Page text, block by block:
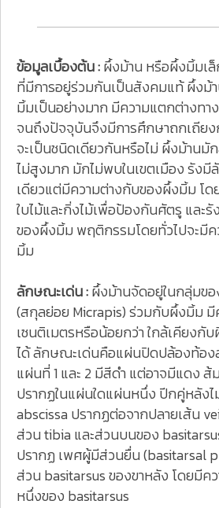
ข้อมูลเบื้องต้น :ผึ้งม้าน หรือผึ้งมิ้มเ
ที่มีการอยู่ร่วมกันเป็นสังคมแท้ ผึ้งม้
มิ้มเป็นอย่างมาก มีความแตกต่างท
จนถึงปัจจุบันจึงมีการศึกษาถกเถีย
จะเป็นชนิดเดียวกันหรือไม่ ผึ้งม้านมั
ไม่สูงมาก มักไม่พบในเขตเมือง รัง
เดียวแต่มีความต่างกับของผึ้งมิ้ม โด
ใบไม้และกิ่งไม้เพื่อป้องกันศัตรู และ
ของผึ้งมิ้ม พฤติกรรมโดยทั่วไปจะมีค
มิ้ม
ลักษณะเด่น :ผึ้งม้านจัดอยู่ในกลุ่มข
(สกุลย่อย Micrapis) ร่วมกับผึ้งมิ้ม มี
เซนติเมตรหรือน้อยกว่า ใกล้เคียงกั
ได้ ลักษณะเด่นคือแผ่นปิดปล้องท้อง
แผ่นที่ 1 และ 2 มีสีดำ แต่อาจมีแดง ส้
ปรากฏในแผ่นใดแผ่นหนึ่ง ปีกคู่หลัง
abscissa ปรากฏต่อจากปลายเส้น
ส่วน tibia และส่วนบนของ
ปรากฏ เพศผู้มีส่วนยื่น (basitarsal
ส่วน basitarsus ของขาหลัง โดยมีค
หนึ่งของ basitarsus